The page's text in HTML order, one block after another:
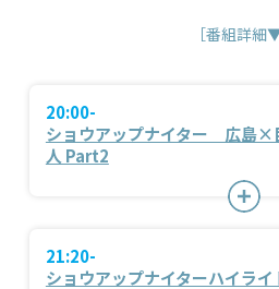
［番組詳細▼
20:00-
ショウアップナイター 広島×
人 Part2
21:20-
ショウアップナイターハイライ